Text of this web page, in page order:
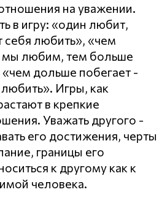
на уважении.
в игру: «один любит,
себя любить», «чем
любим, тем больше
дольше побегает -
Игры, как
в крепкие
Уважать другого -
его достижения, черты
границы его
к другому как к
человека.